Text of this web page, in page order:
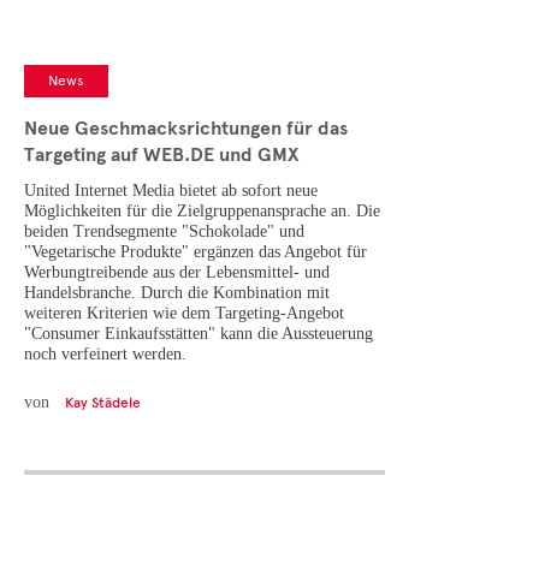
News
Neue Geschmacksrichtungen für das
Targeting auf WEB.DE und GMX
United Internet Media bietet ab sofort neue
Möglichkeiten für die Zielgruppenansprache an. Die
beiden Trendsegmente "Schokolade" und
"Vegetarische Produkte" ergänzen das Angebot für
Werbungtreibende aus der Lebensmittel- und
Handelsbranche. Durch die Kombination mit
weiteren Kriterien wie dem Targeting-Angebot
"Consumer Einkaufsstätten" kann die Aussteuerung
noch verfeinert werden.
von Kay Städele